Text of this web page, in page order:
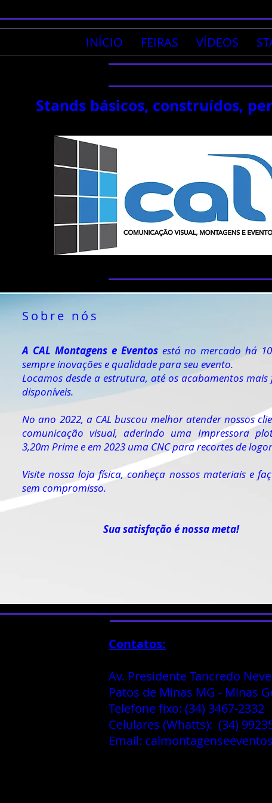
INÍCIO FEIRAS VÍDEOS
Stands básicos, construídos,
Sobre nós
A CAL Montagens e Eventosestá no mercado há
sempre inovações e qualidade para seu evento.
Locamos desde a estrutura, até os acabamentos
disponíveis.
No ano 2022, a CAL buscou melhor atender nossos
comunicação visual, aderindo uma Impressora
3,20m Prime e em 2023 uma CNC para recortes de
Visite nossa loja física, conheça nossos materiais e
sem compromisso.
Sua satisfação é nossa meta!
Contatos:
Av. Presidente Tancredo
Patos de Minas MG - Minas
Telefone fixo: (34) 3467-2332
Celulares (Whatts): (34)
Email: